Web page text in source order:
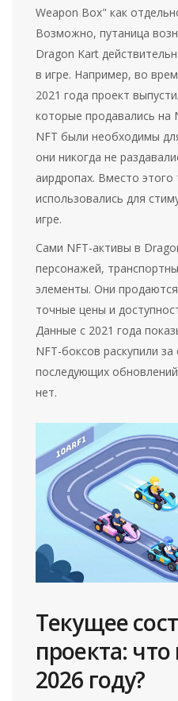
Weapon Box" как
Возможно, путаница
Dragon Kart
в игре. Например, во
2021 года проект
которые продавались на
NFT были необходимы
они никогда не
аирдропах. Вместо этого
использовались для
игре.
Сами NFT-активы в
персонажей,
элементы. Они
точные цены и
Данные с 2021 года
NFT-боксов раскупили
последующих
нет.
Текущее
проекта: что
2026 году?